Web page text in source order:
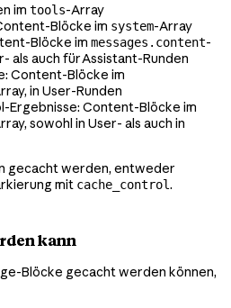
im tools-Array
Blöcke im system-Array
Blöcke im messages.content-
als auch für Assistant-Runden
Content-Blöcke im
in User-Runden
Ergebnisse: Content-Blöcke im
sowohl in User- als auch in
gecacht werden, entweder
mit cache_control.
kann
Blöcke gecacht werden können,